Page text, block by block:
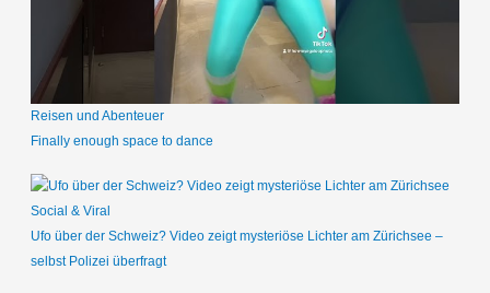
Reisen und Abenteuer
Finally enough space to dance
Social & Viral
Ufo über der Schweiz? Video zeigt mysteriöse Lichter am Zürichsee –
selbst Polizei überfragt